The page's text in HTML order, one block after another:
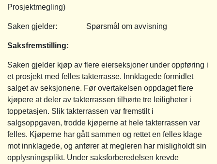
Prosjektmegling)
Saken gjelder: Spørsmål om avvisning
Saksfremstilling:
Saken gjelder kjøp av flere eierseksjoner under oppføring i
et prosjekt med felles takterrasse. Innklagede formidlet
salget av seksjonene. Før overtakelsen oppdaget flere
kjøpere at deler av takterrassen tilhørte tre leiligheter i
toppetasjen. Slik takterrassen var fremstilt i
salgsoppgaven, trodde kjøperne at hele takterrassen var
felles. Kjøperne har gått sammen og rettet en felles klage
mot innklagede, og anfører at megleren har misligholdt sin
opplysningsplikt. Under saksforberedelsen krevde